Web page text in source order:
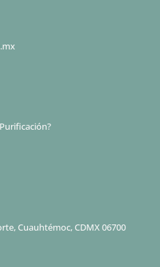
Cuauhtémoc, CDMX 06700